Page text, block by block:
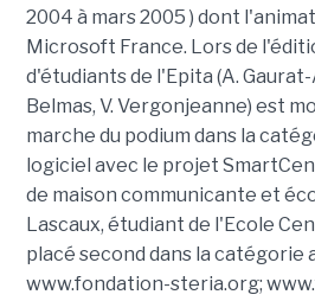
2004 à mars 2005 ) dont
Microsoft France. Lors de
d'étudiants de l'Epita (A. Gaurat-
Belmas, V. Vergonjeanne) est
marche du podium dans la
logiciel avec le projet
de maison communicante et
Lascaux, étudiant de l'Ecole
placé second dans la catégorie
www.fondation-steria.org;